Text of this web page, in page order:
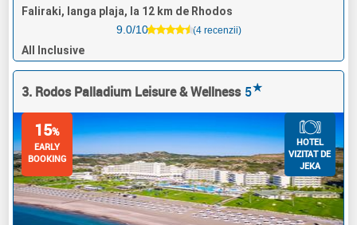
Faliraki, langa plaja, la 12 km de Rhodos
9.0/10
(4 recenzii)
All Inclusive
3. Rodos Palladium Leisure & Wellness 5★
15%
EARLY
BOOKING
HOTEL
VIZITAT DE
JEKA